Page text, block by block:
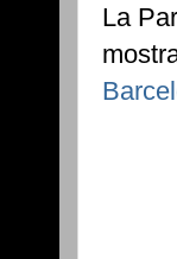
La